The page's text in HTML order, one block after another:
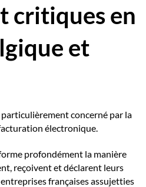
critiques en
et
concerné par la
électronique.
profondément la manière
reçoivent et déclarent leurs
françaises assujetties